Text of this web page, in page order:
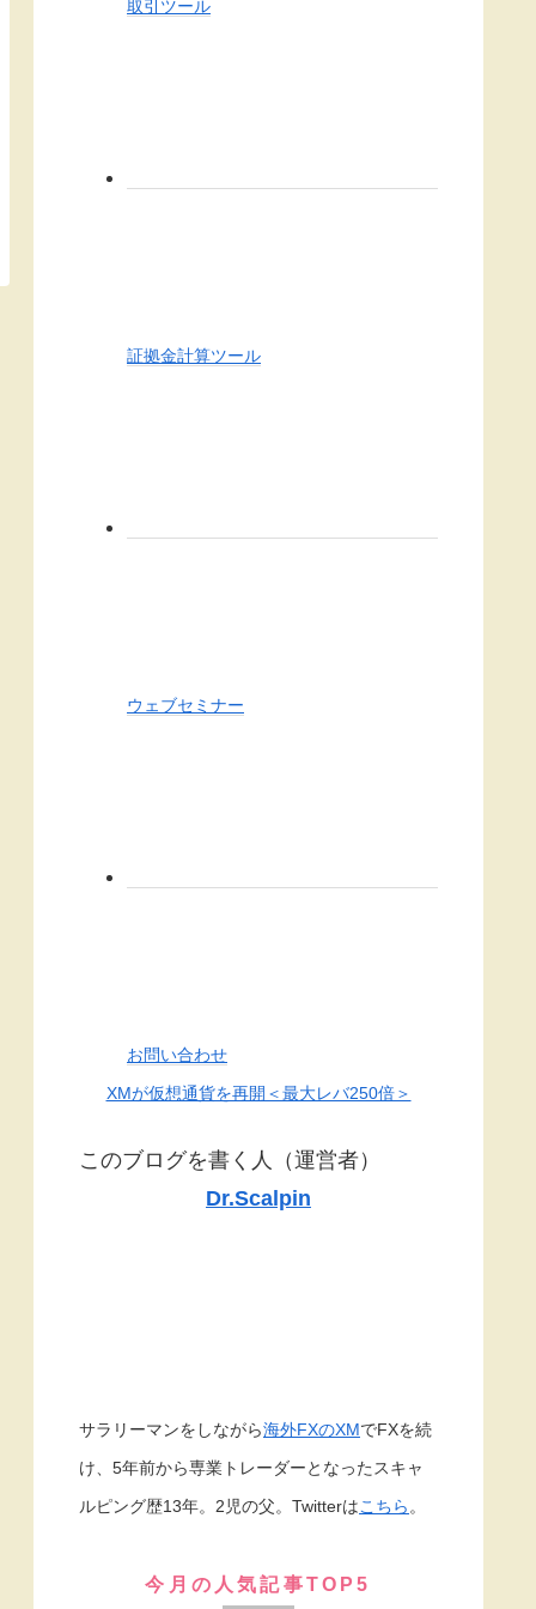
取引ツール
証拠金計算ツール
ウェブセミナー
お問い合わせ
XMが仮想通貨を再開＜最大レバ250倍＞
このブログを書く人（運営者）
Dr.Scalpin
サラリーマンをしながら海外FXのXMでFXを続
け、5年前から専業トレーダーとなったスキャ
ルピング歴13年。2児の父。Twitterはこちら。
今月の人気記事TOP5